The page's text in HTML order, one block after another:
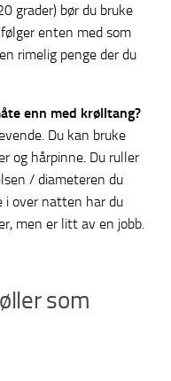
grader) bør du bruke
enten med som
rimelig penge der du
enn med krølltang?
Du kan bruke
og hårpinne. Du ruller
/ diameteren du
i over natten har du
men er litt av en jobb.
som